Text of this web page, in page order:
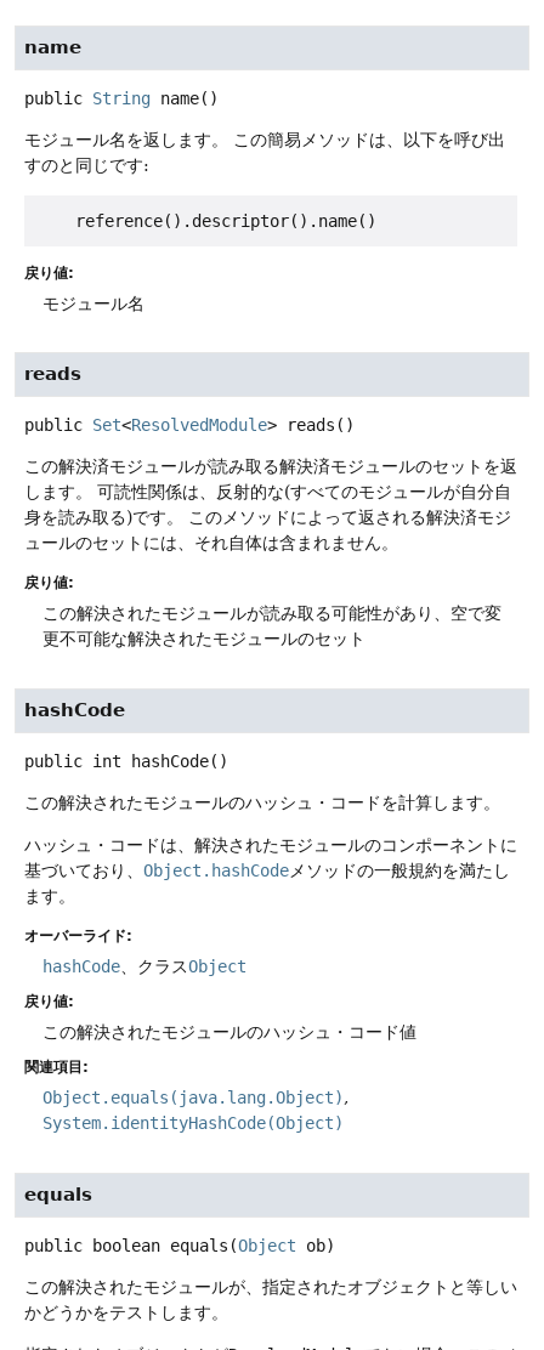
name
public String name()
モジュール名を返します。
この簡易メソッドは、以下を呼び出
すのと同じです:
戻り値:
モジュール名
reads
public Set<ResolvedModule> reads ()
この解決済モジュールが読み取る解決済モジュールのセットを返
します。
可読性関係は、反射的な(すべてのモジュールが自分自
身を読み取る)です。
このメソッドによって返される解決済モジ
ュールのセットには、それ自体は含まれません。
戻り値:
この解決されたモジュールが読み取る可能性があり、空で変
更不可能な解決されたモジュールのセット
hashCode
public int hashCode()
この解決されたモジュールのハッシュ・コードを計算します。
ハッシュ・コードは、解決されたモジュールのコンポーネントに
基づいており、 Object.hashCode メソッドの一般規約を満たし
ます。
オーバーライド:
hashCode、クラスObject
戻り値:
この解決されたモジュールのハッシュ・コード値
関連項目:
Object.equals(java.lang.Object)
System.identityHashCode(Object)
equals
public boolean equals (Object ob)
この解決されたモジュールが、指定されたオブジェクトと等しい
かどうかをテストします。